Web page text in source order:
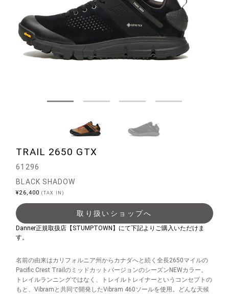
TRAIL 2650 GTX
61296
BLACK SHADOW
¥26,400(TAX IN)
取り扱いショップへ
Danner正規取扱店【STUMPTOWN】にて下記よりご購入いただけま
す。
名前の由来はカリフォルニア州からカナダへと続く全長2650マイルの
Pacific Crest TrailのミッドカットバージョンのシーズンNEWカラー。
トレイルランニングではなく、トレイルトレイナーというコンセプトの
もと、Vibramと共同で開発したVibram 460ソールを使用。どんな天候